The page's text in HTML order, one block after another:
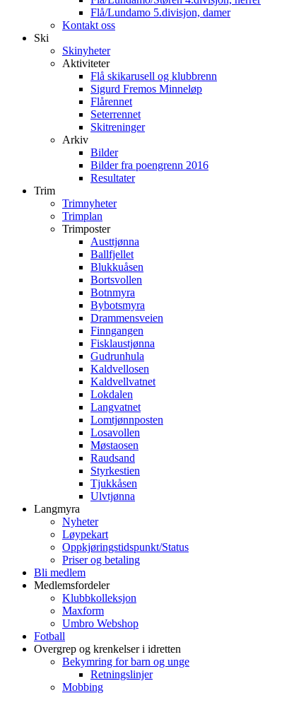
Flå/Lundamo 5.divisjon, damer
Kontakt oss
Ski
Skinyheter
Aktiviteter
Flå skikarusell og klubbrenn
Sigurd Fremos Minneløp
Flårennet
Seterrennet
Skitreninger
Arkiv
Bilder
Bilder fra poengrenn 2016
Resultater
Trim
Trimnyheter
Trimplan
Trimposter
Austtjønna
Ballfjellet
Blukkuåsen
Bortsvollen
Botnmyra
Bybotsmyra
Drammensveien
Finngangen
Fisklaustjønna
Gudrunhula
Kaldvellosen
Kaldvellvatnet
Lokdalen
Langvatnet
Lomtjønnposten
Losavollen
Møstaosen
Raudsand
Styrkestien
Tjukkåsen
Ulvtjønna
Langmyra
Nyheter
Løypekart
Oppkjøringstidspunkt/Status
Priser og betaling
Bli medlem
Medlemsfordeler
Klubbkolleksjon
Maxform
Umbro Webshop
Fotball
Overgrep og krenkelser i idretten
Bekymring for barn og unge
Retningslinjer
Mobbing